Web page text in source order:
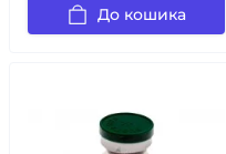
До кошика